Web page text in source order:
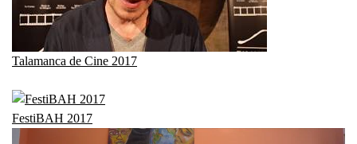
Talamanca de Cine 2017
FestiBAH 2017